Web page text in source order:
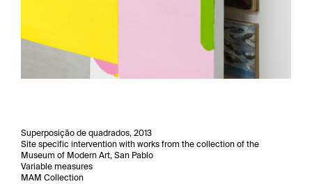
Superposição de quadrados, 2013
Site specific intervention with works from the collection of the
Museum of Modern Art, San Pablo
Variable measures
MAM Collection